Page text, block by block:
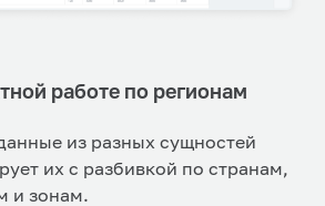
работе по регионам
из разных сущностей
их с разбивкой по странам,
и зонам.